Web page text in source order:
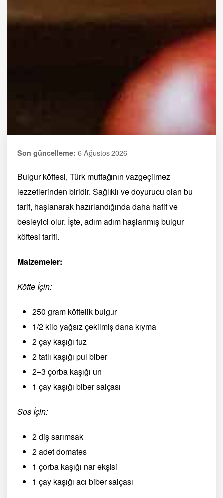
Son güncelleme: 6 Ağustos 2026
Bulgur köftesi, Türk mutfağının vazgeçilmez
lezzetlerinden biridir. Sağlıklı ve doyurucu olan bu
tarif, haşlanarak hazırlandığında daha hafif ve
besleyici olur. İşte, adım adım haşlanmış bulgur
köftesi tarifi.
Malzemeler:
Köfte İçin:
250 gram köftelik bulgur
1/2 kilo yağsız çekilmiş dana kıyma
2 çay kaşığı tuz
2 tatlı kaşığı pul biber
2–3 çorba kaşığı un
1 çay kaşığı biber salçası
Sos İçin:
2 diş sarımsak
2 adet domates
1 çorba kaşığı nar ekşisi
1 çay kaşığı acı biber salçası